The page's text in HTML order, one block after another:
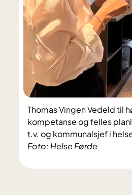
Foto: Helse Førde
Thomas Vingen Vedeld til
kompetanse og felles
t.v. og kommunalsjef i